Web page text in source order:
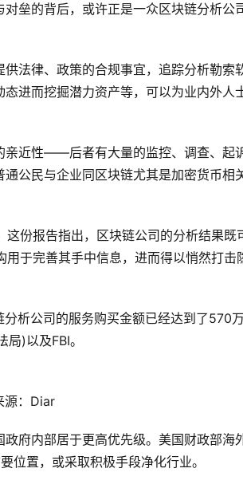
垒的背后，或许正是一众区块链分析公
法律、政策的合规事宜，追踪分析勒索
进而挖掘潜力资产等，可以为业内外人
亲近性——后者有大量的监控、调查、起
公民与企业同区块链尤其是加密货币相
份报告指出，区块链公司的分析结果既
于完善其手中信息，进而得以悄然打击
析公司的服务购买金额已经达到了570
)以及FBI。
源：Diar
府内部居于更高优先级。美国财政部海
位置，或采取积极手段净化行业。